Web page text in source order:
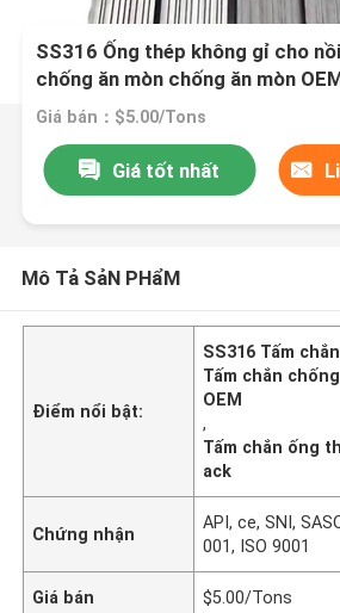
SS316 Ống thép không gỉ cho
chống ăn mòn chống ăn mòn
Giá bán：$5.00/Tons
Giá tốt nhất
Mô Tả SảN PHẩM
Điểm nổi bật:
SS316 Tấm
Tấm chắn
OEM
,
Tấm chắn ống
ack
Chứng nhận
API, ce, SNI,
001, ISO 9001
Giá bán $5.00/Tons